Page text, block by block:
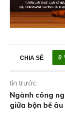
CHIA SẺ 0
tin trước
Ngành công
giữa bộn bề âu